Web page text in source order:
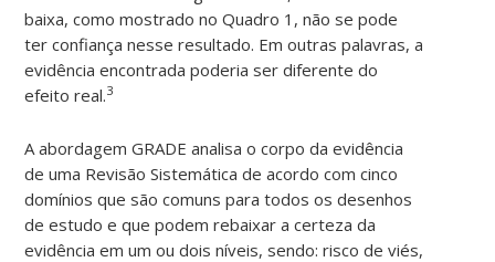
baixa, como mostrado no Quadro 1, não se pode
ter confiança nesse resultado. Em outras palavras, a
evidência encontrada poderia ser diferente do
efeito real.3
A abordagem GRADE analisa o corpo da evidência
de uma Revisão Sistemática de acordo com cinco
domínios que são comuns para todos os desenhos
de estudo e que podem rebaixar a certeza da
evidência em um ou dois níveis, sendo: risco de viés,